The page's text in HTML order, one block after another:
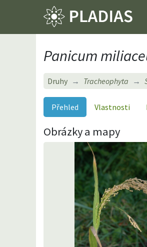
Panicum
Druhy Tracheophyta
Přehled Vlastnosti
Obrázky a mapy